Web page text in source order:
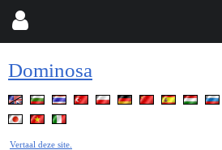
Dominosa
Vertaal deze site.